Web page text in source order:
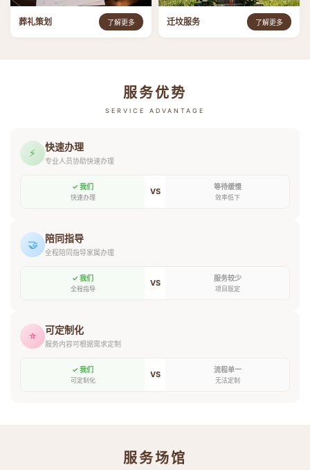
葬礼策划 了解更多 迁坟服务 了解更多
服务优势
SERVICE ADVANTAGE
⚡ 快速办理
专业人员协助快速办理
✓ 我们
快速办理
VS 等待缓慢
效率低下
🤝 陪同指导
全程陪同指导家属办理
✓ 我们
全程指导
VS 服务较少
项目既定
⭐ 可定制化
服务内容可根据需求定制
✓ 我们
可定制化
VS 流程单一
无法定制
服务场馆